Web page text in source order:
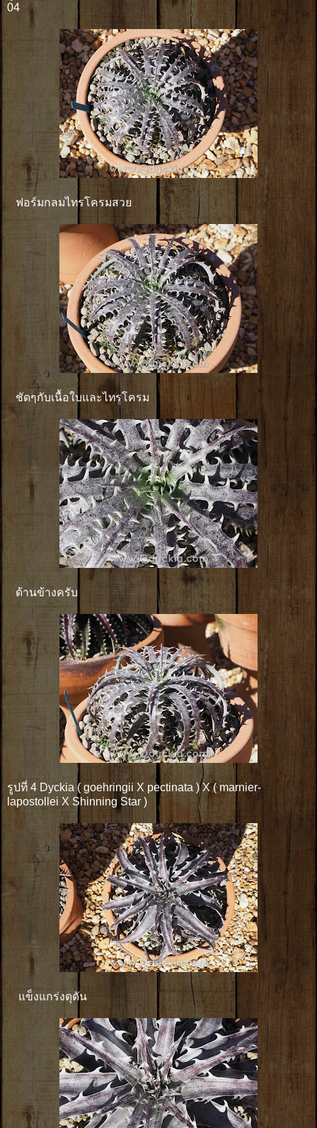
04
ฟอร์มกลมไทรโครมสวย
ชัดๆกับเนื้อใบและไทรโครม
ด้านข้างครับ
รูปที่ 4 Dyckia ( goehringii X pectinata ) X ( marnier-
lapostollei X Shinning Star )
แข็งแกร่งดุดัน